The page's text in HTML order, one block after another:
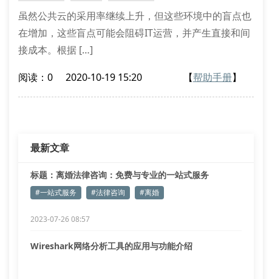
的四个关键领域
虽然公共云的采用率继续上升，但这些环境中的盲点也
在增加，这些盲点可能会阻碍IT运营，并产生直接和间
接成本。根据 […]
阅读：0 2020-10-19 15:20 【帮助手册】
最新文章
标题：离婚法律咨询：免费与专业的一站式服务
#一站式服务 #法律咨询 #离婚
2023-07-26 08:57
Wireshark网络分析工具的应用与功能介绍